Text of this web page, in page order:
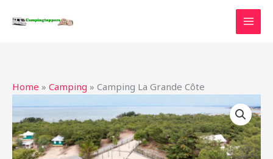
naar
Home » Camping » Camping La Grande Côte